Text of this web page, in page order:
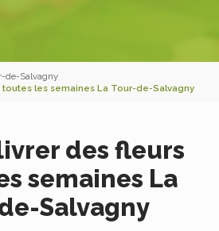
de-Salvagny
les semaines La Tour-de-Salvagny
des fleurs
semaines La
Salvagny